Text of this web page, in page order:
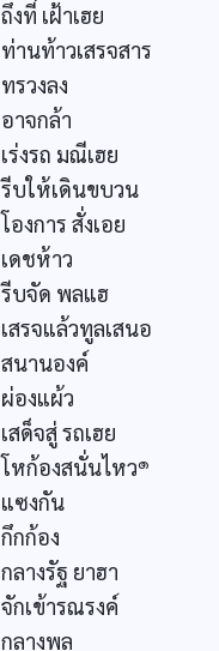
ถึงที่ เฝ้าเฮย
ท่านท้าวเสรจสาร
ทรวงลง
อาจกล้า
เร่งรถ มณีเฮย
รีบให้เดินขบวน
โองการ สั่งเอย
เดชห้าว
รีบจัด พลแฮ
เสรจแล้วทูลเสนอ
สนานองค์
ผ่องแผ้ว
เสด็จสู่ รถเฮย
โหก้องสนั่นไหว๑
แซงกัน
กึกก้อง
กลางรัฐ ยาฮา
จักเข้ารณรงค์
กลางพล